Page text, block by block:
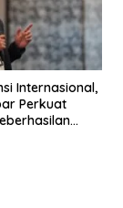
Internasional,
Perkuat